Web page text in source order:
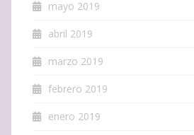
mayo 2019
abril 2019
marzo 2019
febrero 2019
enero 2019